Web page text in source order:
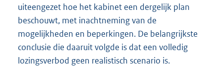
uiteengezet hoe het kabinet een dergelijk plan
beschouwt, met inachtneming van de
mogelijkheden en beperkingen. De belangrijkste
conclusie die daaruit volgde is dat een volledig
lozingsverbod geen realistisch scenario is.